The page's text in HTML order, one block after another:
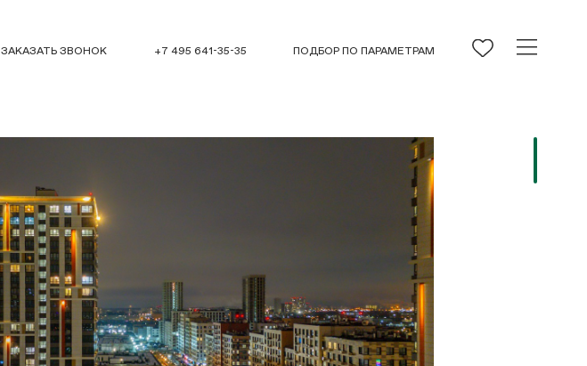
ЗАКАЗАТЬ ЗВОНОК +7 495 641-35-35 ПОДБОР ПО ПАРАМЕТРАМ